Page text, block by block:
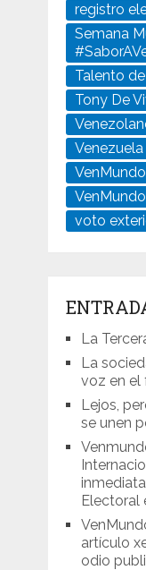
registro
Semana
Talento
Tony De
Venezuela
voto
La
La
voz en el
Lejos,
se unen
Electoral
artículo
odio